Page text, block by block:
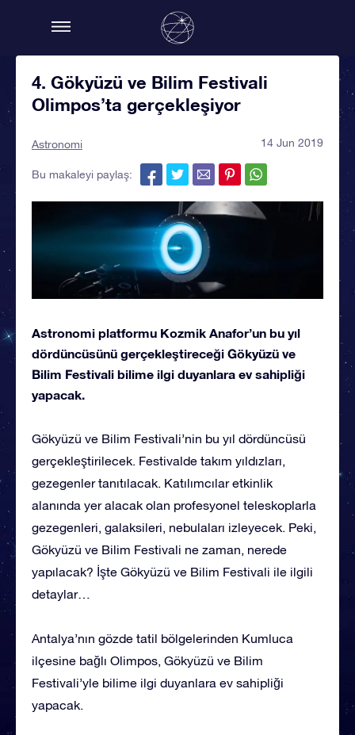
4. Gökyüzü ve Bilim Festivali
Olimpos’ta gerçekleşiyor
Astronomi 14 Jun 2019
Bu makaleyi paylaş:
Astronomi platformu Kozmik Anafor’un bu yıl
dördüncüsünü gerçekleştireceği Gökyüzü ve
Bilim Festivali bilime ilgi duyanlara ev sahipliği
yapacak.
Gökyüzü ve Bilim Festivali’nin bu yıl dördüncüsü
gerçekleştirilecek. Festivalde takım yıldızları,
gezegenler tanıtılacak. Katılımcılar etkinlik
alanında yer alacak olan profesyonel teleskoplarla
gezegenleri, galaksileri, nebulaları izleyecek. Peki,
Gökyüzü ve Bilim Festivali ne zaman, nerede
yapılacak? İşte Gökyüzü ve Bilim Festivali ile ilgili
detaylar…
Antalya’nın gözde tatil bölgelerinden Kumluca
ilçesine bağlı Olimpos, Gökyüzü ve Bilim
Festivali’yle bilime ilgi duyanlara ev sahipliği
yapacak.